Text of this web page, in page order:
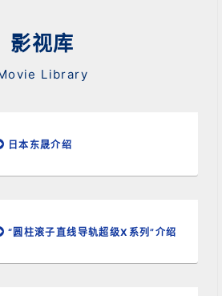
影视库
Library
日本东晟介绍
“圆柱滚子直线导轨超级X系列”介绍